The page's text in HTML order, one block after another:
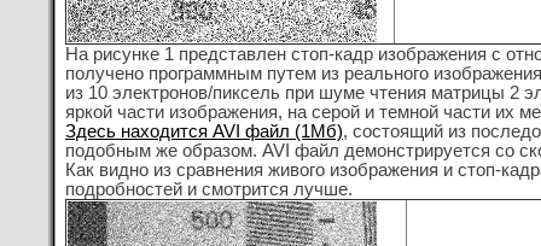
На рисунке 1 представлен стоп-кадр изображения с
получено программным путем из реального
из 10 электронов/пиксель при шуме чтения матрицы 2
яркой части изображения, на серой и темной части их
Здесь находится AVI файл (1Мб), состоящий из
подобным же образом. AVI файл демонстрируется со
Как видно из сравнения живого изображения и стоп-
подробностей и смотрится лучше.